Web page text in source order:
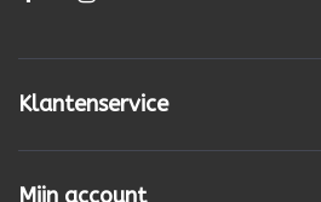
Klantenservice
Mijn account